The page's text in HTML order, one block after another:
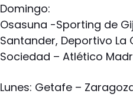
Domingo:
Osasuna -Sporting de
Santander, Deportivo La
Sociedad – Atlético
Lunes: Getafe –